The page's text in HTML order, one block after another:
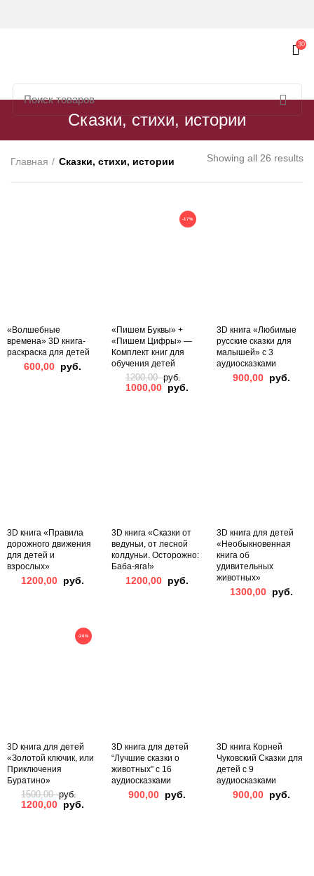
30
Сказки, стихи, истории
Главная Сказки, стихи, истории Showing all 26 results
«Волшебные
времена» 3D книга-
раскраска для детей
600,00 руб.
-17%
«Пишем Буквы» +
«Пишем Цифры» —
Комплект книг для
обучения детей
1200,00руб.
Original
1000,00 руб.
3D книга «Любимые
русские сказки для
малышей» с 3
аудиосказками
900,00 руб.
3D книга «Правила
дорожного движения
для детей и
взрослых»
1200,00 руб.
3D книга «Сказки от
ведуньи, от лесной
колдуньи. Осторожно:
Баба-яга!»
1200,00 руб.
3D книга для детей
«Необыкновенная
книга об
удивительных
животных»
1300,00 руб.
-20%
3D книга для детей
«Золотой ключик, или
Приключения
Буратино»
1500,00руб.
Original
1200,00 руб.
3D книга для детей
“Лучшие сказки о
животных” с 16
аудиосказками
900,00 руб.
3D книга Корней
Чуковский Сказки для
детей с 9
аудиосказками
900,00 руб.